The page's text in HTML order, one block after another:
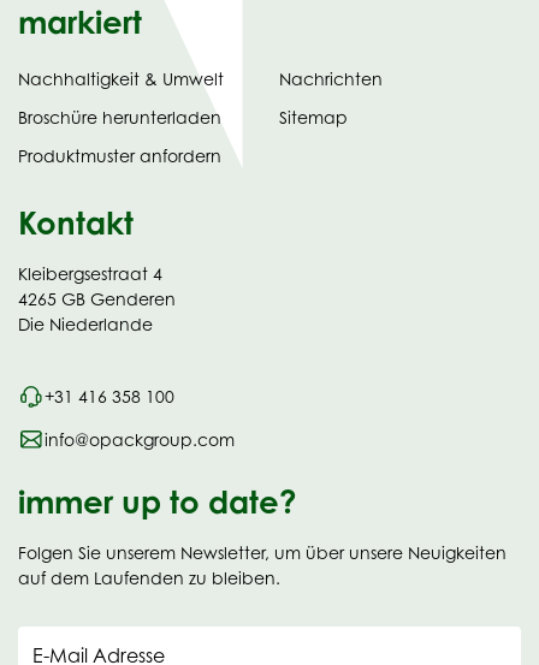
markiert
Nachhaltigkeit & Umwelt
Broschüre herunterladen
in
new
Produktmuster anfordern
Nachrichten
Sitemap
Kontakt
Kleibergsestraat 4
4265 GB Genderen
Die Niederlande
+31 416 358 100
info@opackgroup.com
immer up to date?
Folgen Sie unserem Newsletter, um über unsere Neuigkeiten
auf dem Laufenden zu bleiben.
E-Mail Adresse